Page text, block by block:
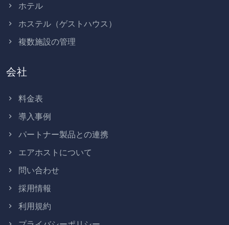
ホテル
ホステル（ゲストハウス）
複数施設の管理
会社
料金表
導入事例
パートナー製品との連携
エアホストについて
問い合わせ
採用情報
利用規約